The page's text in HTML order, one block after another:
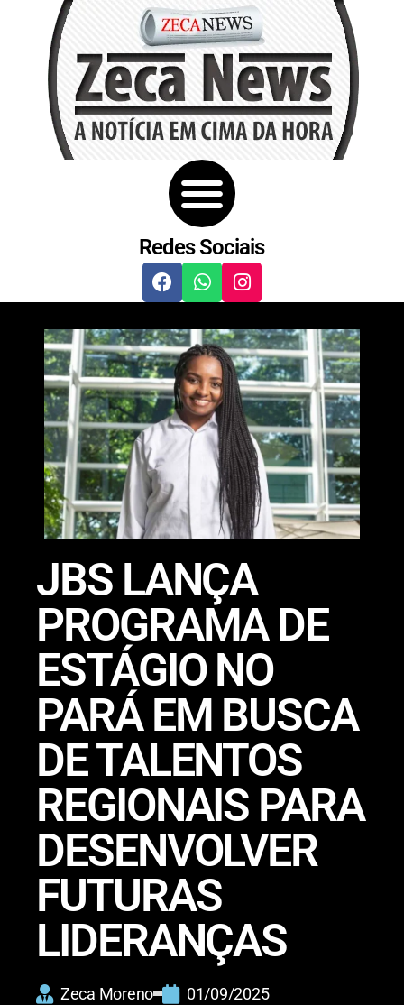
Redes Sociais
JBS LANÇA
PROGRAMA DE
ESTÁGIO NO
PARÁ EM BUSCA
DE TALENTOS
REGIONAIS PARA
DESENVOLVER
FUTURAS
LIDERANÇAS
Zeca Moreno 01/09/2025